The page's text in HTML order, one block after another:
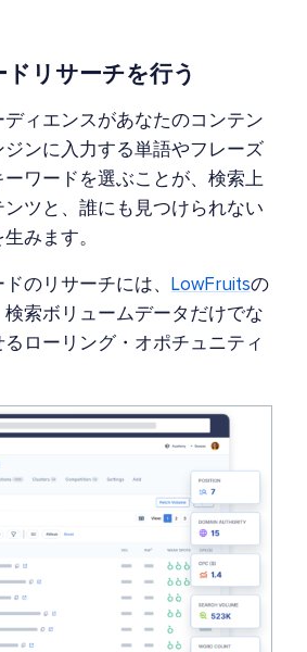
リサーチを行う
ィエンスがあなたのコンテン
ンに入力する単語やフレーズ
ワードを選ぶことが、検索上
ツと、誰にも見つけられない
みます。
のリサーチには、 LowFruitsの
索ボリュームデータだけでな
ローリング・オポチュニティ